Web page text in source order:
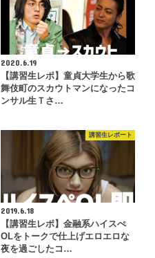
2020.6.19
【講習生レポ】童貞大学生から歌
舞伎町のスカウトマンになったコ
ンサル生Ｔさ…
講習生レポート
2019.6.18
【講習生レポ】金融系ハイスぺ
OLをトークで仕上げエロエロな
夜を過ごしたコ…